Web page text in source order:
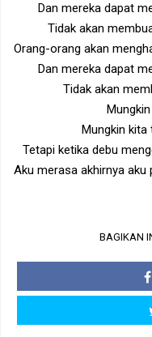
Dan mereka dapat
Tidak akan
Orang-orang akan
Dan mereka dapat
Tidak akan
Mungkin kita
Tetapi ketika debu
Aku merasa akhirnya aku
BAGIKAN